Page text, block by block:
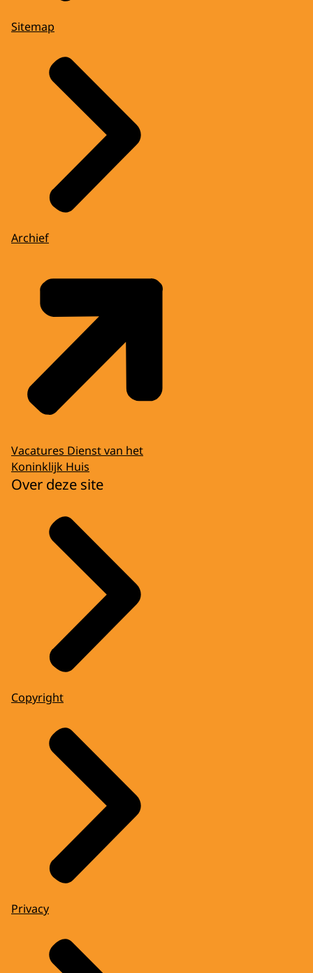
Sitemap
Archief
Vacatures Dienst van het
Koninklijk Huis
Over deze site
Copyright
Privacy